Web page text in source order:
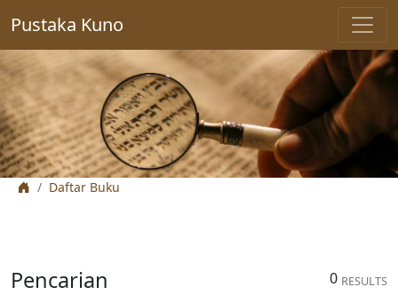
Pustaka Kuno
Daftar Buku
0 RESULTS
Pencarian